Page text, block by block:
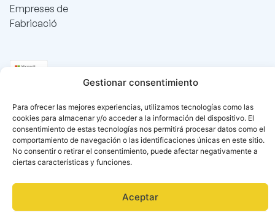
Gestionar consentimiento
Para ofrecer las mejores experiencias, utilizamos tecnologías como las
cookies para almacenar y/o acceder a la información del dispositivo. El
consentimiento de estas tecnologías nos permitirá procesar datos como el
comportamiento de navegación o las identificaciones únicas en este sitio.
No consentir o retirar el consentimiento, puede afectar negativamente a
ciertas características y funciones.
Aceptar
Empreses de
Fabricació